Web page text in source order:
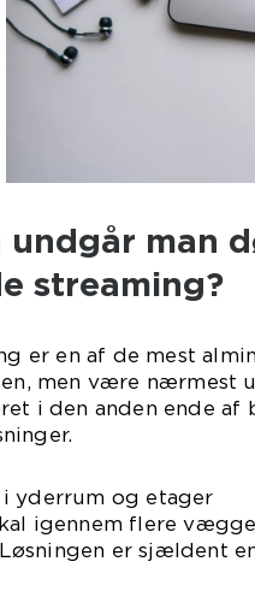
undgår man
streaming?
er en af de mest
men være nærmest
i den anden ende af
i yderrum og etager
igennem flere
er sjældent